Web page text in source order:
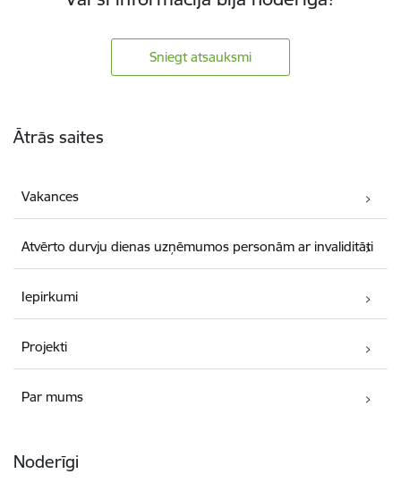
Sniegt atsauksmi
Ātrās saites
Vakances
Atvērto durvju dienas uzņēmumos personām ar invaliditāti
Iepirkumi
Projekti
Par mums
Noderīgi